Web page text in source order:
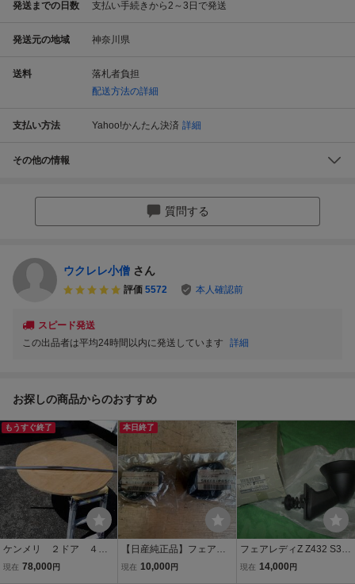
発送までの日数 支払い手続きから2～3日で発送
発送元の地域 神奈川県
送料
落札者負担
配送方法の詳細
支払い方法 Yahoo!かんたん決済 詳細
その他の情報
質問する
ウクレレ小僧 さん
評価 5572 本人確認前
スピード発送
この出品者は平均24時間以内に発送しています
詳細
お探しの商品からのおすすめ
もうすぐ終了
ケンメリ ２ドア ４ド
ア 兼用 ボンネットモ
現在 78,000 円
本日終了
【日産純正品】フェアレ
ディー S130Z【パワステ
現在 10,000 円
フェアレディZ Z432 S30
Z・240ZG・S31Z・ハコ
現在 14,000 円